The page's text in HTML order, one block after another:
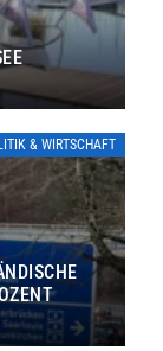
& WIRTSCHAFT